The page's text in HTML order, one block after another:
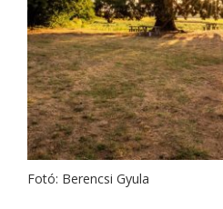
Fotó: Berencsi Gyula